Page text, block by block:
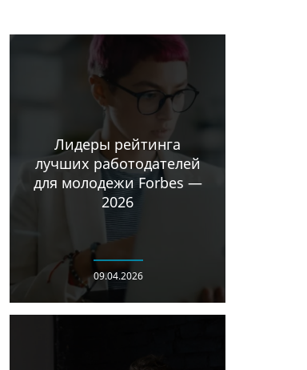
Лидеры рейтинга
лучших работодателей
для молодежи Forbes —
2026
09.04.2026